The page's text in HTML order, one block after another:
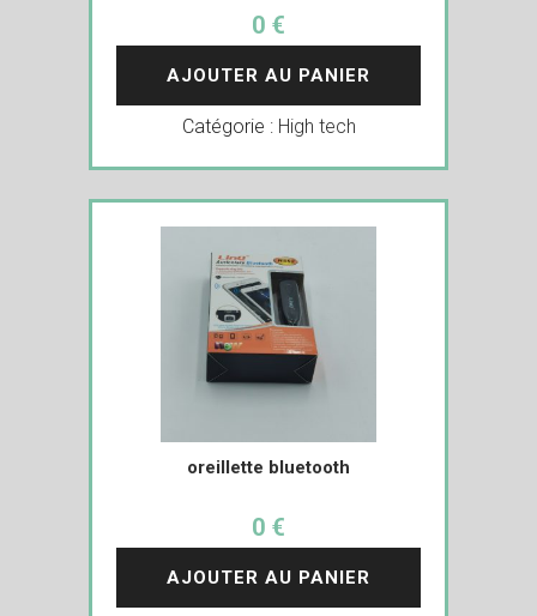
0 €
AJOUTER AU PANIER
Catégorie : High tech
oreillette bluetooth
0 €
AJOUTER AU PANIER